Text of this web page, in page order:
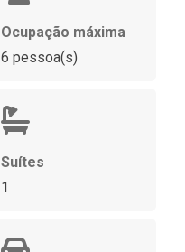
Ocupação máxima
6 pessoa(s)
Suítes
1